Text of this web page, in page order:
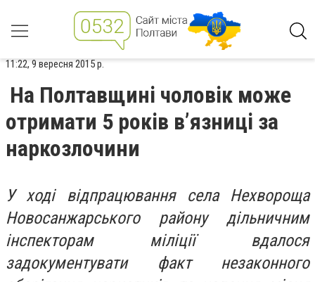
11:22, 9 вересня 2015 р.
На Полтавщині чоловік може
отримати 5 років в’язниці за
наркозлочини
У ході відпрацювання села Нехвороща
Новосанжарського району дільничним
інспекторам міліції вдалося
задокументувати факт незаконного